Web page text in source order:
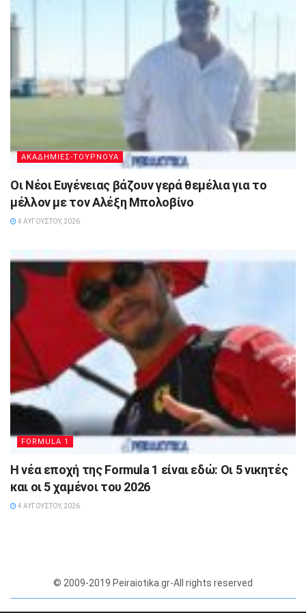
ΑΚΑΔΗΜΙΕΣ-ΤΟΥΡΝΟΥΑ
Οι Νέοι Ευγένειας βάζουν γερά θεμέλια για το
μέλλον με τον Αλέξη Μπολοβίνο
4 ΑΥΓΟΎΣΤΟΥ, 2026
FORMULA 1
Η νέα εποχή της Formula 1 είναι εδώ: Οι 5 νικητές
και οι 5 χαμένοι του 2026
4 ΑΥΓΟΎΣΤΟΥ, 2026
© 2009-2019 Peiraiotika.gr-All rights reserved